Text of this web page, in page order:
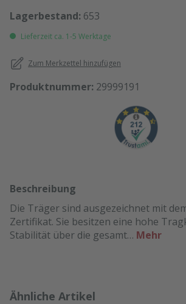
Lagerbestand: 653
Lieferzeit ca. 1-5 Werktage
Zum Merkzettel hinzufügen
Produktnummer: 29999191
Beschreibung
Die Träger sind ausgezeichnet mit
Zertifikat. Sie besitzen eine hohe
Stabilität über die gesamt… Mehr
Produktgalerie überspringen
Ähnliche Artikel